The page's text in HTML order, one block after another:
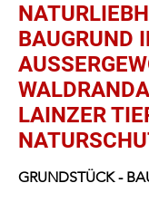
AUGRUND IN
INZER
GRUNDSTÜCK-